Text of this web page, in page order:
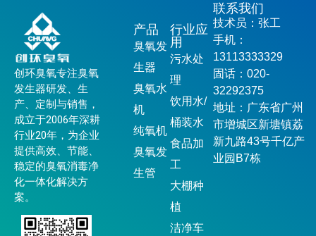
创环臭氧专注臭氧
发生器研发、生
产、定制与销售，
成立于2006年深耕
行业20年，为企业
提供高效、节能、
稳定的臭氧消毒净
化一体化解决方
案。
产品
臭氧发
生器
臭氧水
机
纯氧机
臭氧发
生管
行业应
用
污水处
理
饮用水/
桶装水
食品加
工
大棚种
植
洁净车
联系我们
技术员：张工
手机：
13113333329
固话：020-
32292375
地址：广东省广州
市增城区新塘镇荔
新九路43号千亿产
业园B7栋